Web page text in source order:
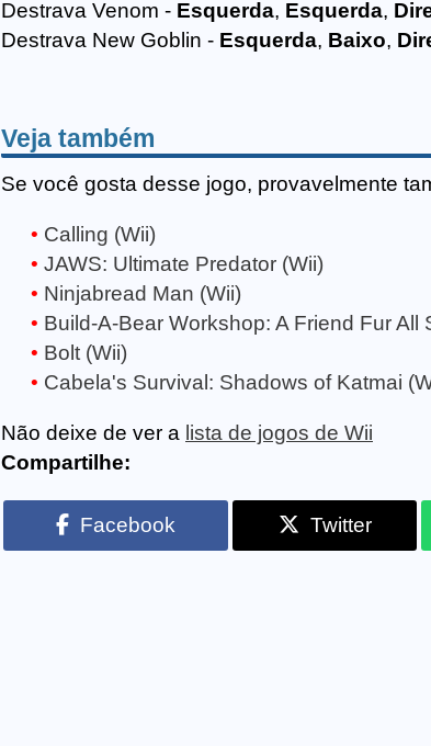
Destrava Venom - Esquerda, Esquerda,
Destrava New Goblin - Esquerda, Baixo,
Veja também
Se você gosta desse jogo, provavelmente
Calling (Wii)
JAWS: Ultimate Predator (Wii)
Ninjabread Man (Wii)
Build-A-Bear Workshop: A Friend Fur All
Bolt (Wii)
Cabela's Survival: Shadows of Katmai
Não deixe de ver a lista de jogos de Wii
Compartilhe:
Facebook Twitter